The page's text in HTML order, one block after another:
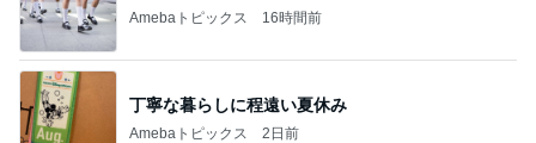
Amebaトピックス 16時間前
丁寧な暮らしに程遠い夏休み
Amebaトピックス 2日前